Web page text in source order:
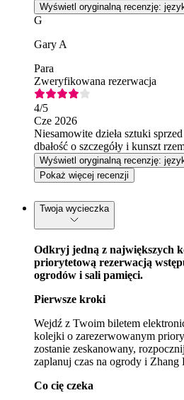
Wyświetl oryginalną recenzję:
G
Gary A
Para
Zweryfikowana rezerwacja
4/5
Cze 2026
Niesamowite dzieła sztuki
dbałość o szczegóły i kunszt
Wyświetl oryginalną recenzję:
Pokaż więcej recenzji
Twoja wycieczka
Odkryj jedną z największych
priorytetową rezerwacją
ogrodów i sali pamięci.
Pierwsze kroki
Wejdź z Twoim biletem
kolejki o zarezerwowanym
zostanie zeskanowany,
zaplanuj czas na ogrody i
Co cię czeka